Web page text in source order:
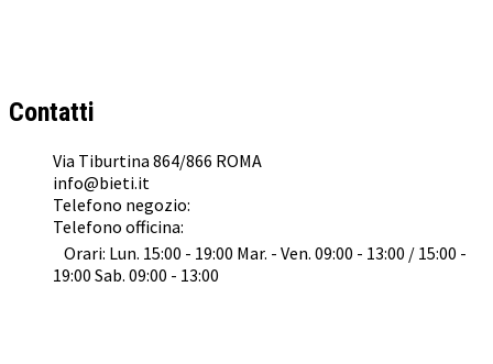
Contatti
Via Tiburtina 864/866 ROMA
info@bieti.it
Telefono negozio:
Telefono officina:
Orari: Lun. 15:00 - 19:00 Mar. - Ven. 09:00 - 13:00 / 15:00 -
19:00 Sab. 09:00 - 13:00